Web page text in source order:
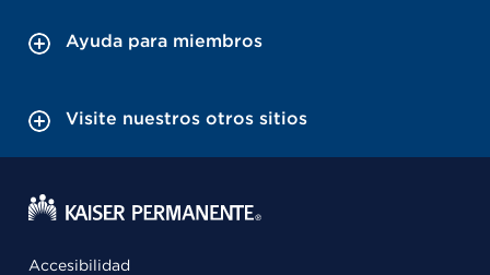
Ayuda para miembros
Visite nuestros otros sitios
Accesibilidad